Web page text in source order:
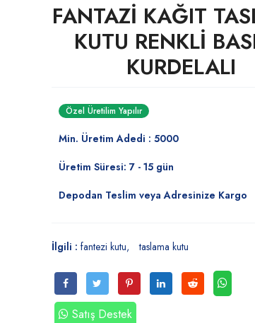
FANTAZİ KAĞIT
KUTU RENKLİ
KURDELALI
Özel Üretilim Yapılır
Min. Üretim Adedi : 5000
Üretim Süresi: 7 - 15 gün
Depodan Teslim veya Adresinize Kargo
İlgili : fantezi kutu taslama kutu
Satış Destek